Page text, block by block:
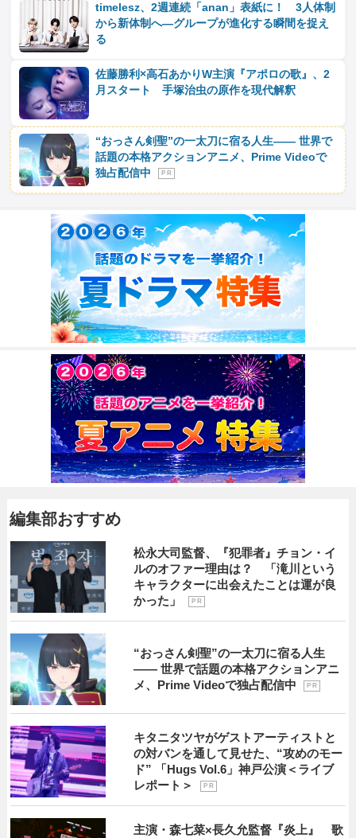
timelesz、2週連続「anan」表紙に！ 3人体制
から新体制へ―グループが進化する瞬間を捉え
る
佐藤勝利×高石あかりW主演『アポロの歌』、2
月スタート 手塚治虫の原作を現代解釈
“おっさん剣聖”の一太刀に宿る人生―― 世界で
話題の本格アクションアニメ、Prime Videoで
独占配信中
P R
編集部おすすめ
松永大司監督、『犯罪者』チョン・イ
ルのオファー理由は？ 「滝川という
キャラクターに出会えたことは運が良
かった」
P R
“おっさん剣聖”の一太刀に宿る人生
―― 世界で話題の本格アクションアニ
メ、Prime Videoで独占配信中
P R
キタニタツヤがゲストアーティストと
の対バンを通して見せた、“攻めのモー
ド” 「Hugs Vol.6」神戸公演＜ライブ
レポート＞
P R
主演・森七菜×長久允監督『炎上』 歌